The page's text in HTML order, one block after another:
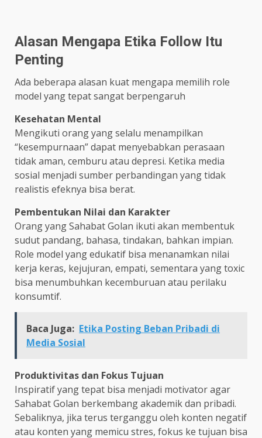
Alasan Mengapa Etika Follow Itu
Penting
Ada beberapa alasan kuat mengapa memilih role
model yang tepat sangat berpengaruh
Kesehatan Mental
Mengikuti orang yang selalu menampilkan
“kesempurnaan” dapat menyebabkan perasaan
tidak aman, cemburu atau depresi. Ketika media
sosial menjadi sumber perbandingan yang tidak
realistis efeknya bisa berat.
Pembentukan Nilai dan Karakter
Orang yang Sahabat Golan ikuti akan membentuk
sudut pandang, bahasa, tindakan, bahkan impian.
Role model yang edukatif bisa menanamkan nilai
kerja keras, kejujuran, empati, sementara yang toxic
bisa menumbuhkan kecemburuan atau perilaku
konsumtif.
Baca Juga: Etika Posting Beban Pribadi di
Media Sosial
Produktivitas dan Fokus Tujuan
Inspiratif yang tepat bisa menjadi motivator agar
Sahabat Golan berkembang akademik dan pribadi.
Sebaliknya, jika terus terganggu oleh konten negatif
atau konten yang memicu stres, fokus ke tujuan bisa